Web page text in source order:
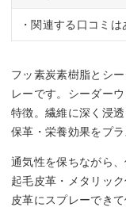
・関連する口コミは
フッ素炭素樹脂とシ
レーです。シーダー
特徴。繊維に深く浸
保革・栄養効果をプラ
通気性を保ちながら
起毛皮革・メタリッ
皮革にスプレーでき